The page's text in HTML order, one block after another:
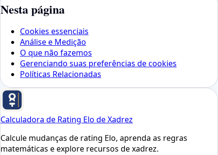
Nesta página
Cookies essenciais
Análise e Medição
O que não fazemos
Gerenciando suas preferências de cookies
Políticas Relacionadas
Calculadora de Rating Elo de Xadrez
Calcule mudanças de rating Elo, aprenda as regras
matemáticas e explore recursos de xadrez.